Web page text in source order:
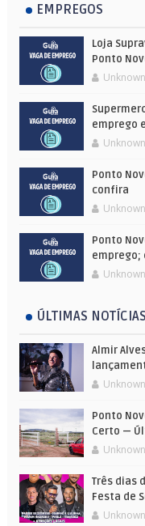
EMPREGOS
Loja
Ponto
Unknown
emprego
Unknown
Ponto
confira
Unknown
Ponto
emprego;
Unknown
ÚLTIMAS NOTÍCIAS
Almir
Unknown
Ponto
Certo —
Unknown
Três dias
Festa de
Unknown